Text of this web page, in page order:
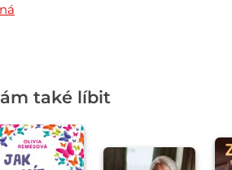
také líbit